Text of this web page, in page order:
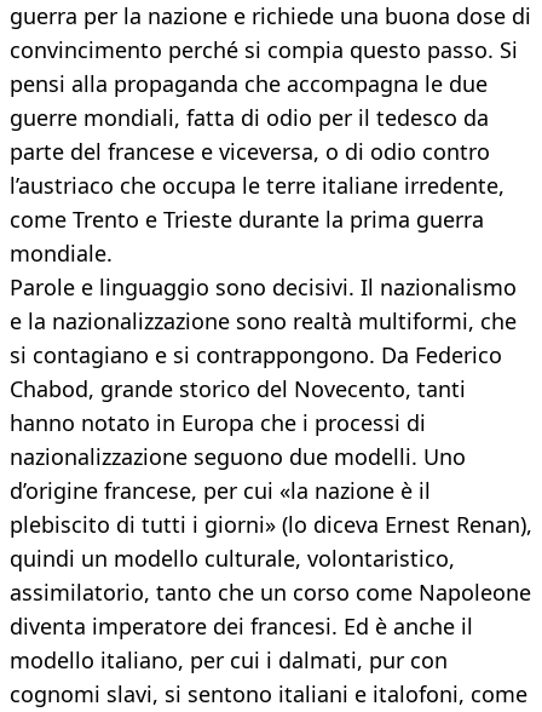
guerra per la nazione e richiede una buona dose di
convincimento perché si compia questo passo. Si
pensi alla propaganda che accompagna le due
guerre mondiali, fatta di odio per il tedesco da
parte del francese e viceversa, o di odio contro
l’austriaco che occupa le terre italiane irredente,
come Trento e Trieste durante la prima guerra
mondiale.
Parole e linguaggio sono decisivi. Il nazionalismo
e la nazionalizzazione sono realtà multiformi, che
si contagiano e si contrappongono. Da Federico
Chabod, grande storico del Novecento, tanti
hanno notato in Europa che i processi di
nazionalizzazione seguono due modelli. Uno
d’origine francese, per cui «la nazione è il
plebiscito di tutti i giorni» (lo diceva Ernest Renan),
quindi un modello culturale, volontaristico,
assimilatorio, tanto che un corso come Napoleone
diventa imperatore dei francesi. Ed è anche il
modello italiano, per cui i dalmati, pur con
cognomi slavi, si sentono italiani e italofoni, come